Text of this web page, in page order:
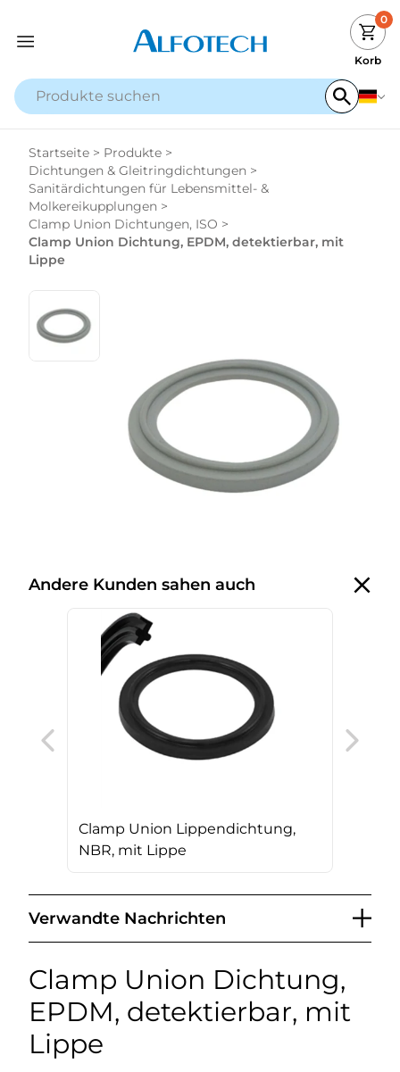
0
Korb
Startseite > Produkte >
Dichtungen & Gleitringdichtungen >
Sanitärdichtungen für Lebensmittel- &
Molkereikupplungen >
Clamp Union Dichtungen, ISO >
Clamp Union Dichtung, EPDM, detektierbar, mit
Lippe
Andere Kunden sahen auch
Clamp Union Lippendichtung,
NBR, mit Lippe
Verwandte Nachrichten
Clamp Union Dichtung,
EPDM, detektierbar, mit
Lippe